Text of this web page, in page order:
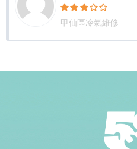
甲仙區冷氣維修